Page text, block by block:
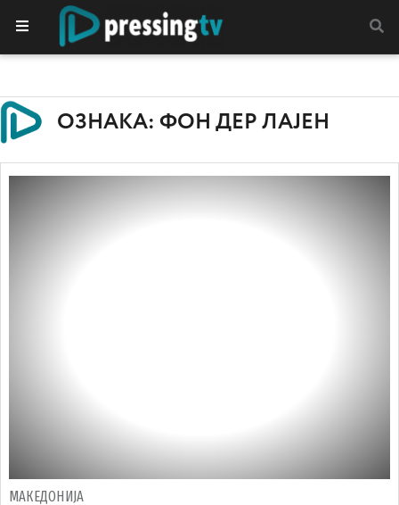
ОЗНАКА: ФОН ДЕР ЛАЈЕН
МАКЕДОНИЈА